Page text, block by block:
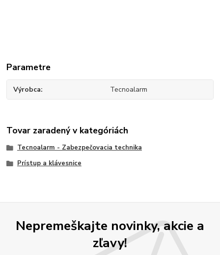
Parametre
Výrobca Tecnoalarm
Tovar zaradený v kategóriách
Tecnoalarm - Zabezpečovacia technika
Prístup a klávesnice
Nepremeškajte novinky, akcie a
zľavy!